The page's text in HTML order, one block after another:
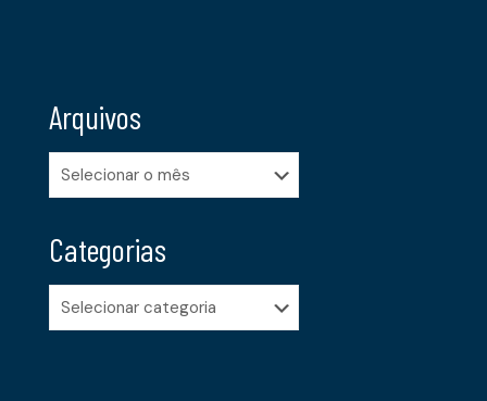
Arquivos
Arquivos
Categorias
Categorias